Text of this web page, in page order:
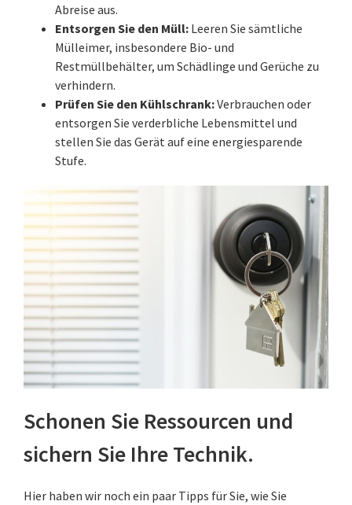
Abreise aus.
Entsorgen Sie den Müll: Leeren Sie sämtliche
Mülleimer, insbesondere Bio- und
Restmüllbehälter, um Schädlinge und Gerüche zu
verhindern.
Prüfen Sie den Kühlschrank:Verbrauchen oder
entsorgen Sie verderbliche Lebensmittel und
stellen Sie das Gerät auf eine energiesparende
Stufe.
Schonen Sie Ressourcen und
sichern Sie Ihre Technik.
Hier haben wir noch ein paar Tipps für Sie, wie Sie